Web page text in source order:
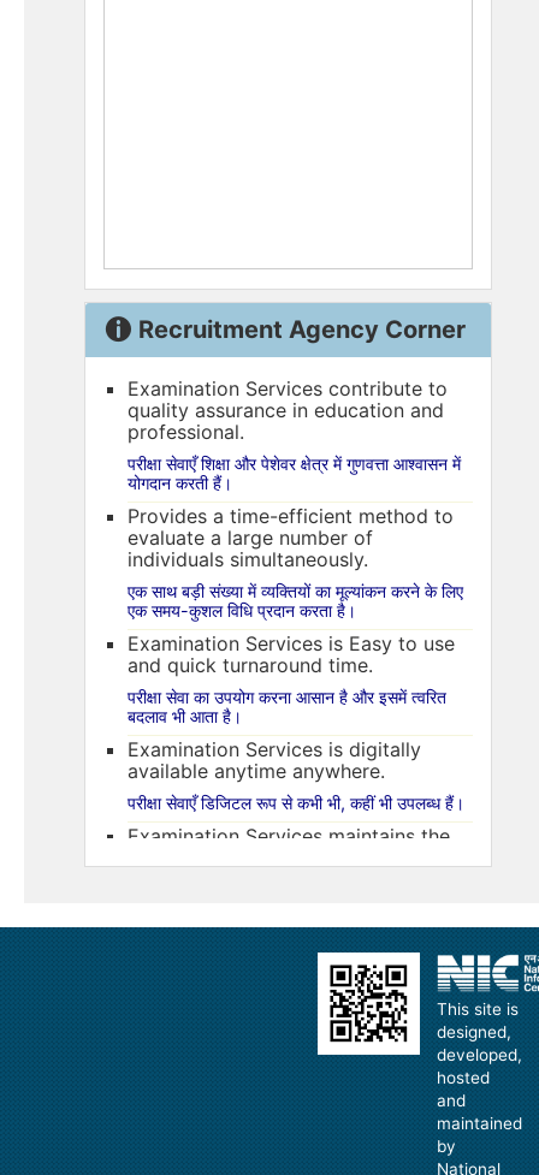
Recruitment Agency Corner
Examination Services contribute to
quality assurance in education and
professional.
परीक्षा सेवाएँ शिक्षा और पेशेवर क्षेत्र में गुणवत्ता आश्वासन में
योगदान करती हैं।
Provides a time-efficient method to
evaluate a large number of
individuals simultaneously.
एक साथ बड़ी संख्या में व्यक्तियों का मूल्यांकन करने के लिए
एक समय-कुशल विधि प्रदान करता है।
Examination Services is Easy to use
and quick turnaround time.
परीक्षा सेवा का उपयोग करना आसान है और इसमें त्वरित
बदलाव भी आता है।
Examination Services is digitally
available anytime anywhere.
परीक्षा सेवाएँ डिजिटल रूप से कभी भी, कहीं भी उपलब्ध हैं।
Examination Services maintains the
speedup the process of Allotment.
परीक्षा सेवा आवंटन की प्रक्रिया को गति प्रदान करती है।
This site is
designed,
developed,
hosted
and
maintained
by
National